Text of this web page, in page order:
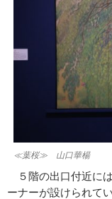
≪葉桜≫ 山口華楊
５階の出口付近に
ーナーが設けられて